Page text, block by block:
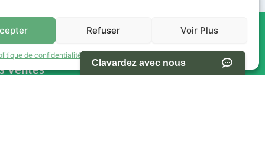
Refuser Voir Plus
de confidentialité
-
Ventes
NAVIGATION